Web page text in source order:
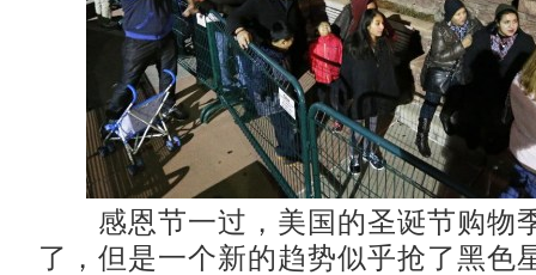
感恩节一过，美国的圣诞节购物
了，但是一个新的趋势似乎抢了黑色